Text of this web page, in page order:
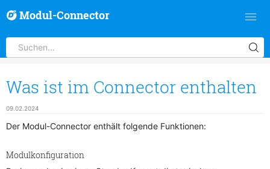
Modul-Connector
Was ist im Connector enthalten
09.02.2024
Der Modul-Connector enthält folgende Funktionen:
Modulkonfiguration